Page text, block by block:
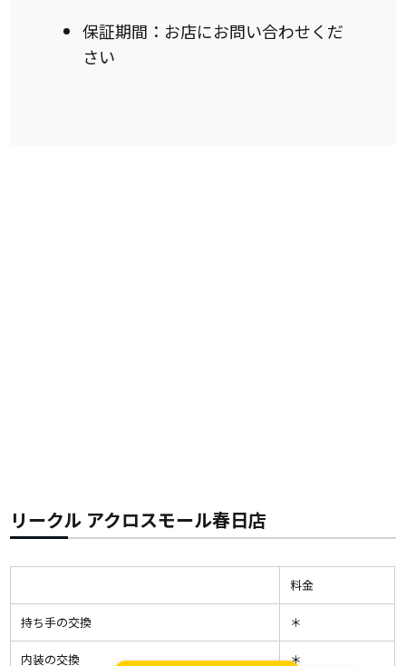
保証期間：お店にお問い合わせくだ
さい
リークル アクロスモール春日店
料金
持ち手の交換 ＊
内装の交換 ＊